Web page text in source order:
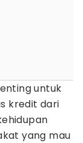
untuk
kredit dari
yang mau